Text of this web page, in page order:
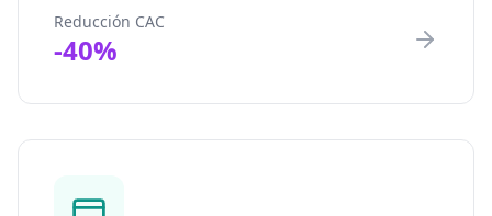
Reducción CAC
-40%